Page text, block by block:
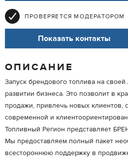
ПРОВЕРЯЕТСЯ МОДЕРАТОРОМ
Показать контакты
ОПИСАНИЕ
Запуск брендового топлива на
развитии бизнеса. Это позволит в
продажи, привлечь новых клиентов,
современной и
Топливный Регион представляет
Мы предоставляем полный пакет
всестороннюю поддержку в